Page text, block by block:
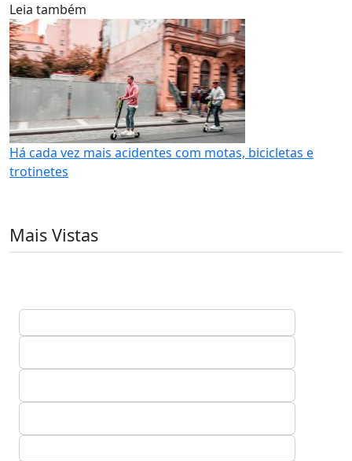
Leia também
Há cada vez mais acidentes com motas, bicicletas e
trotinetes
Mais Vistas